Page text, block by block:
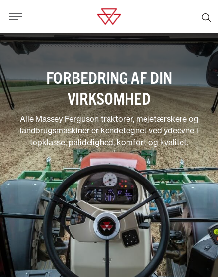
FORBEDRING AF DIN
VIRKSOMHED
Alle Massey Ferguson traktorer, mejetærskere og
landbrugsmaskiner er kendetegnet ved ydeevne i
topklasse, pålidelighed, komfort og kvalitet.